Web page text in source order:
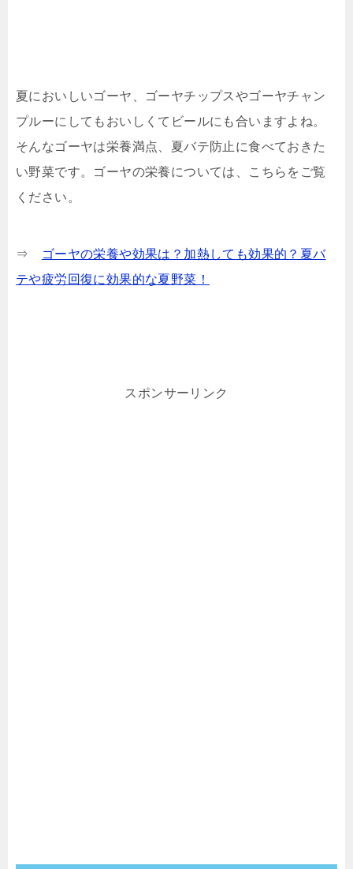
夏においしいゴーヤ、ゴーヤチップスやゴーヤチャン
プルーにしてもおいしくてビールにも合いますよね。
そんなゴーヤは栄養満点、夏バテ防止に食べておきた
い野菜です。ゴーヤの栄養については、こちらをご覧
ください。
⇒
ゴーヤの栄養や効果は？加熱しても効果的？夏バ
テや疲労回復に効果的な夏野菜！
スポンサーリンク